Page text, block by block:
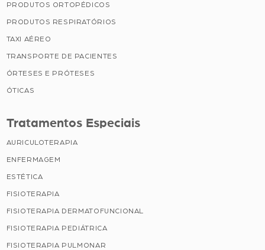
PRODUTOS ORTOPÉDICOS
PRODUTOS RESPIRATÓRIOS
TAXI AÉREO
TRANSPORTE DE PACIENTES
ÓRTESES E PRÓTESES
ÓTICAS
Tratamentos Especiais
AURICULOTERAPIA
ENFERMAGEM
ESTÉTICA
FISIOTERAPIA
FISIOTERAPIA DERMATOFUNCIONAL
FISIOTERAPIA PEDIÁTRICA
FISIOTERAPIA PULMONAR